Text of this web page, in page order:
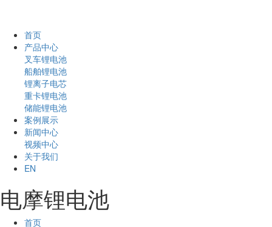
首页
产品中心
叉车锂电池
船舶锂电池
锂离子电芯
重卡锂电池
储能锂电池
案例展示
新闻中心
视频中心
关于我们
EN
电摩锂电池
首页